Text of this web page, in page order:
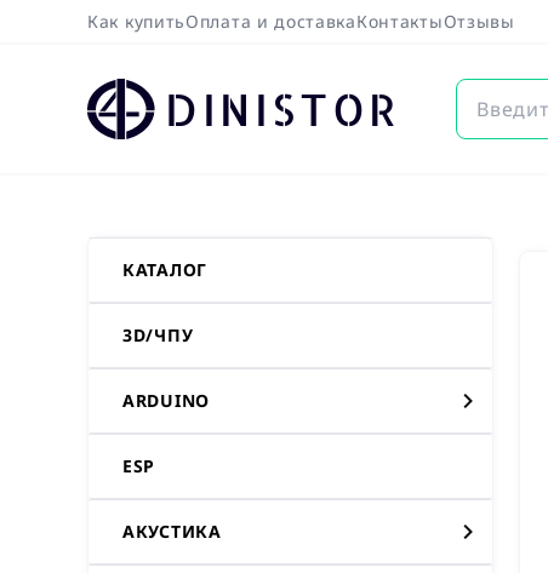
Как купитьОплата и доставкаКонтактыОтзывы
DINISTOR
КАТАЛОГ
3D/ЧПУ
ARDUINO
ESP
АКУСТИКА